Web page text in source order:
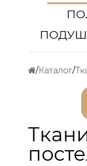
Каталог